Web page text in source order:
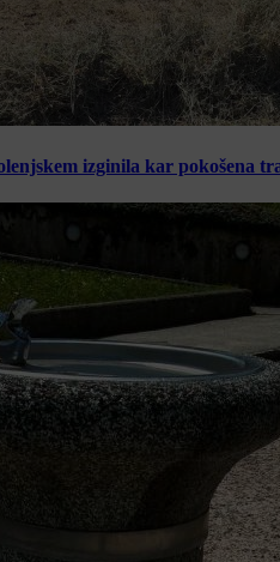
izginila kar pokošena